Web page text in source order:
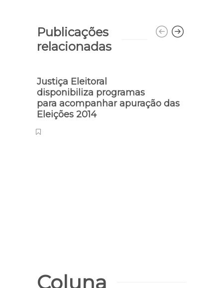
Publicações
relacionadas
Justiça Eleitoral
disponibiliza programas
para acompanhar apuração das
Eleições 2014
Coluna